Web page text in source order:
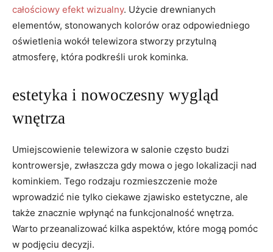
całościowy efekt wizualny. Użycie drewnianych
elementów, stonowanych kolorów ​oraz odpowiedniego
oświetlenia wokół ‌telewizora stworzy przytulną
atmosferę, która podkreśli urok kominka.
estetyka⁢ i nowoczesny wygląd
wnętrza
Umiejscowienie telewizora w salonie często budzi
kontrowersje, ⁢zwłaszcza gdy⁣ mowa o‌ jego lokalizacji nad
kominkiem. Tego rodzaju rozmieszczenie może
⁤wprowadzić nie tylko ciekawe zjawisko estetyczne, ale ​
także znacznie wpłynąć na funkcjonalność⁤ wnętrza.
Warto przeanalizować kilka aspektów, które mogą pomóc
w podjęciu decyzji.